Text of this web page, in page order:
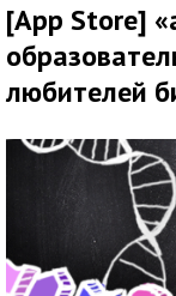
[App Store]
любителей